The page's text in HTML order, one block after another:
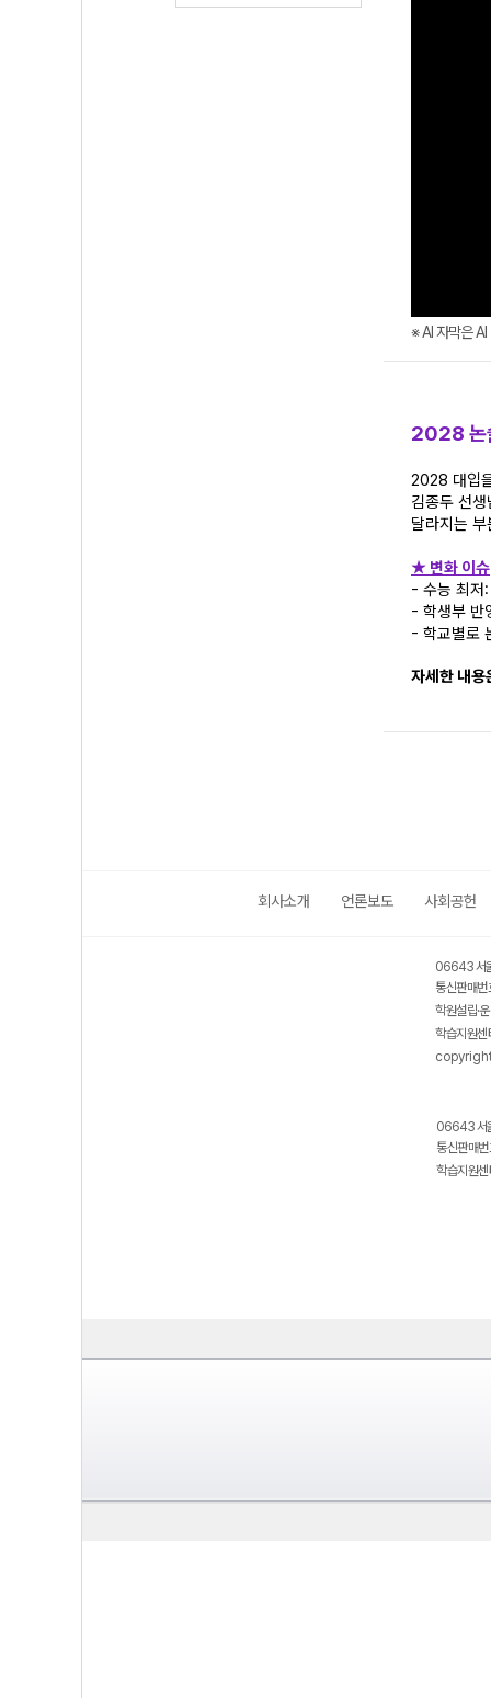
※ AI 자막은 AI
2028 논
2028 대입
김종두 선
달라지는
★ 변화 이슈
- 수능 최저
- 학생부 반
- 학교별로
자세한 내용
회사소개 언론보도 사회공헌
06643 서
통신판매
학원설립·
학습지원
06643 서
통신판매
학습지원